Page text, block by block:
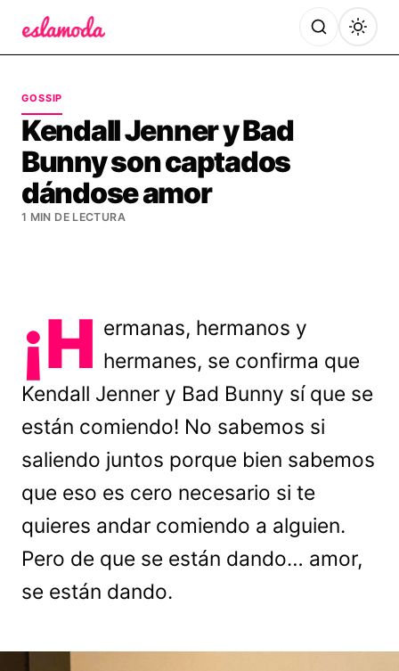
GOSSIP
Kendall Jenner y Bad
Bunny son captados
dándose amor
1 MIN DE LECTURA
¡H ermanas, hermanos y
hermanes, se confirma que
Kendall Jenner y Bad Bunny sí que se
están comiendo! No sabemos si
saliendo juntos porque bien sabemos
que eso es cero necesario si te
quieres andar comiendo a alguien.
Pero de que se están dando… amor,
se están dando.